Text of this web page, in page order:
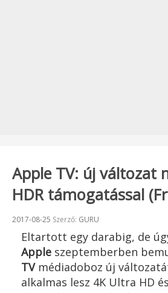
Apple TV: új változat
HDR támogatással
Beküldve:
2017-08-25 Szerző: GURU
Eltartott egy darabig, de
Apple szeptemberben
TVmédiadoboz új
alkalmas lesz 4K Ultra HD